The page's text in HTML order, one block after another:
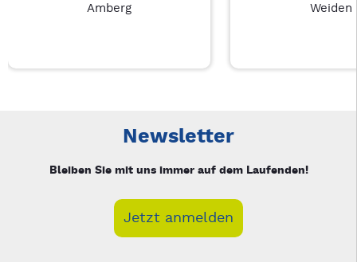
Amberg
Weiden
Newsletter
Bleiben Sie mit uns immer auf dem Laufenden!
Jetzt anmelden